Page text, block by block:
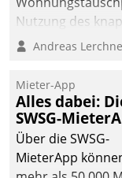
Nutzung des
Anwendungsfall
Unternehmen.
Andreas
Mieter-App
Alles dabei:
SWSG-
Über die SWSG-
MieterApp